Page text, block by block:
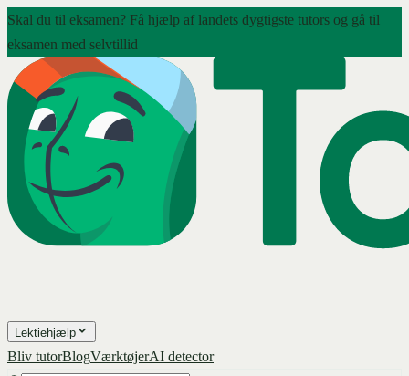
Skal du til eksamen? Få hjælp af landets dygtigste tutors og gå til
eksamen med selvtillid
Lektiehjælp
Bliv tutorBlogVærktøjerAI detector